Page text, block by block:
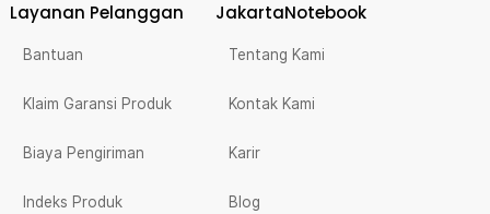
Layanan Pelanggan
Bantuan
Klaim Garansi Produk
Biaya Pengiriman
Indeks Produk
JakartaNotebook
Tentang Kami
Kontak Kami
Karir
Blog